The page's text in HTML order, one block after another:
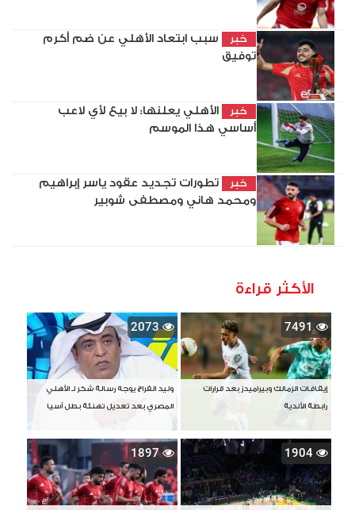
خبر
سبب ابتعاد الأهلي عن ضم أكرم
توفيق
خبر
الأهلي يعلنها: لا بيع لأي لاعب
أساسي هذا الموسم
خبر
تطورات تجديد عقود ياسر إبراهيم
ومحمد هاني ومصطفى شوبير
الأكثر قراءة
7491
إيقافات الزمالك وبيراميدز بعد قرارات
رابطة الأندية
2073
وليد الفراج يوجه رسالة شكر لـ الأهلي
المصري بعد تعديل تهنئة بطل آسيا
1904
1897